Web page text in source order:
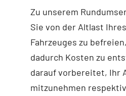
Zu unserem
Sie von der Altlast
Fahrzeuges zu
dadurch Kosten zu
darauf vorbereitet, Ihr
mitzunehmen